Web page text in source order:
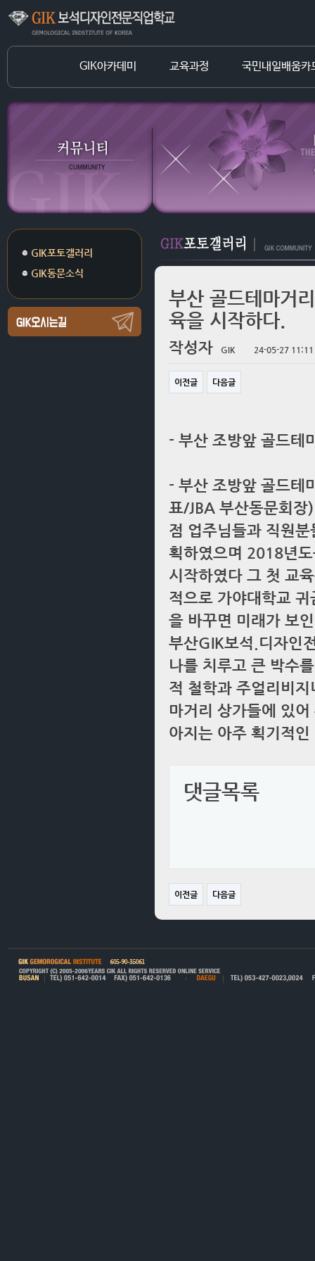
GIK아카데미 교육과정 국민내일배움카
GIK포토갤러리
GIK동문소식
부산 골드테마거
육을 시작하다.
작성자 GIK 24-05-27 11:11
이전글 다음글
- 부산 조방앞 골드테
- 부산 조방앞 골드테
표/JBA 부산동문회장
점 업주님들과 직원
획하였으며 2018년
시작하였다 그 첫 교
적으로 가야대학교
을 바꾸면 미래가 보
부산GIK보석.디자인
나를 치루고 큰 박수
적 철학과 주얼리비
마거리 상가들에 있
아지는 아주 획기적
댓글목록
이전글 다음글